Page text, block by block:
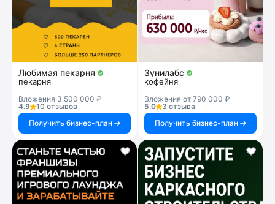
Любимая пекарня
пекарня
Вложения 3 500 000 ₽
4.9
10 отзывов
Получить бизнес-план
Зунилабс
кофейня
Вложения от 790 000 ₽
5.0
3 отзыва
Получить бизнес-план